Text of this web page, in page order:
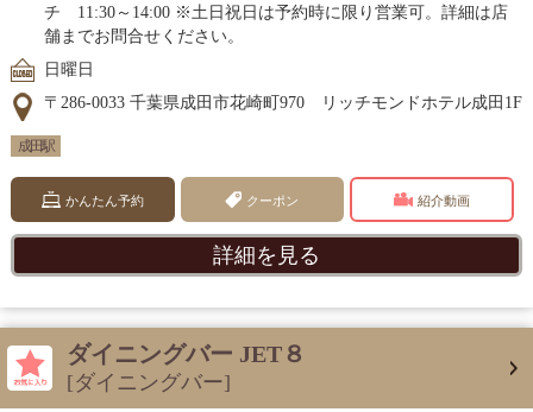
チ 11:30～14:00 ※土日祝日は予約時に限り営業可。詳細は店
舗までお問合せください。
日曜日
〒286-0033 千葉県成田市花崎町970 リッチモンドホテル成田1F
成田駅
かんたん予約 クーポン 紹介動画
詳細を見る
ダイニングバー JET８
[ダイニングバー]